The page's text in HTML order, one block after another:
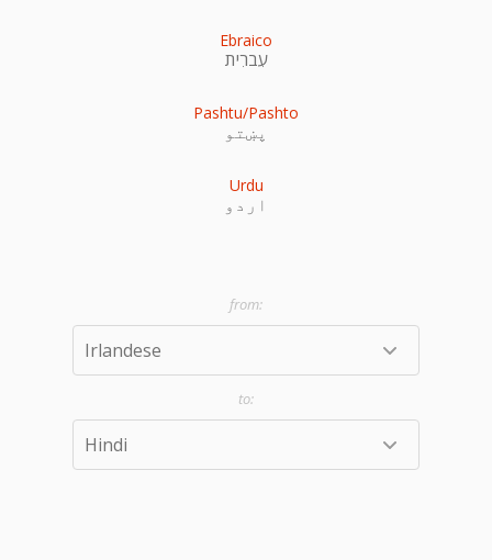
Ebraico
עִברִית
Pashtu/Pashto
پښتو
Urdu
اردو